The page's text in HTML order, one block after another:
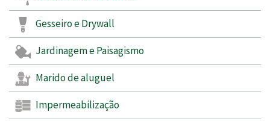
Gesseiro e Drywall
Jardinagem e Paisagismo
Marido de aluguel
Impermeabilização